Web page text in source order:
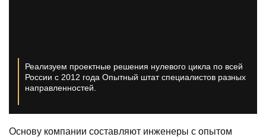
Реализуем проектные решения нулевого цикла по всей
России с 2012 года Опытный штат специалистов разных
направленностей.
Основу компании составляют инженеры с опытом